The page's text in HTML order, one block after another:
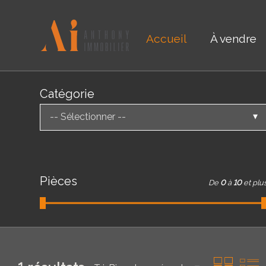
Accueil À vendre
Catégorie
-- Sélectionner --
Pièces De 0 à 10 et